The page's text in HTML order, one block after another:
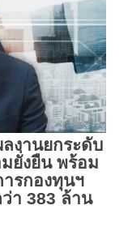
งานยกระดับ
ยั่งยืน พร้อม
รกองทุนฯ
า 383 ล้าน